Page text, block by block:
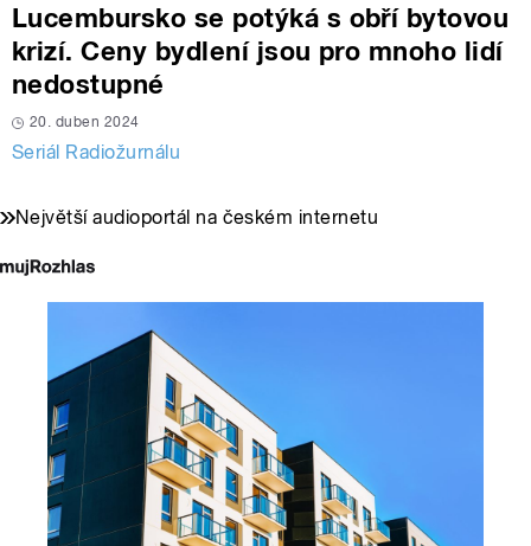
Lucembursko se potýká s obří bytovou
krizí. Ceny bydlení jsou pro mnoho lidí
nedostupné
20. duben 2024
Seriál Radiožurnálu
Největší audioportál na českém internetu